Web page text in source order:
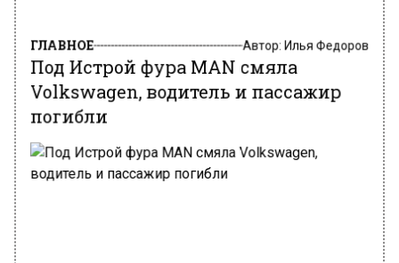
ГЛАВНОЕ Автор:Илья Федоров
Под Истрой фура MAN смяла
Volkswagen, водитель и пассажир
погибли